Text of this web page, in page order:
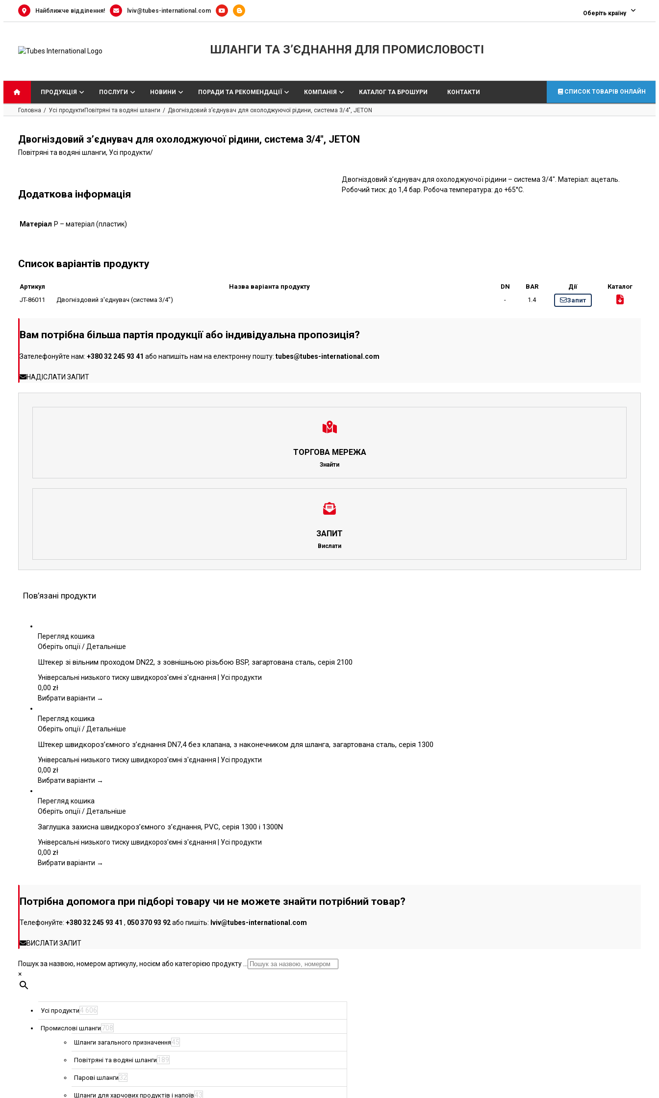
Найближче відділення! lviv@tubes-international.com Оберіть країну
ШЛАНГИ ТА З’ЄДНАННЯ ДЛЯ ПРОМИСЛОВОСТІ
ПРОДУКЦІЯ ПОСЛУГИ НОВИНИ ПОРАДИ ТА РЕКОМЕНДАЦІЇ КОМПАНІЯ КАТАЛОГ ТА БРОШУРИ КОНТАКТИ СПИСОК ТОВАРІВ ОНЛАЙН
Головна Усі продуктиПовітряні та водяні шланги Двогніздовий з’єднувач для охолоджуючої рідини, система 3/4″, JETON
Двогніздовий з’єднувач для охолоджуючої рідини, система 3/4″, JETON
Повітряні та водяні шланги, Усі продукти/
Додаткова інформація
Матеріал P – матеріал (пластик)
Двогніздовий з’єднувач для охолоджуючої рідини – система 3/4″. Матеріал: ацеталь.
Робочий тиск: до 1,4 бар. Робоча температура: до +65°C.
Список варіантів продукту
Артикул Назва варіанта продукту DN BAR Дії
Каталог
JT-86011
Двогніздовий з'єднувач (система 3/4") - 1.4 Запит
Вам потрібна більша партія продукції або індивідуальна пропозиція?
Зателефонуйте нам: +380 32 245 93 41 або напишіть нам на електронну пошту: tubes@tubes-international.com
НАДІСЛАТИ ЗАПИТ
ТОРГОВА МЕРЕЖА
Знайти
ЗАПИТ
Вислати
Пов’язані продукти
Перегляд кошика
Оберіть опції Цей
має
кілька
Параметри
вибрати
на
товару
/Детальніше
Штекер зі вільним проходом DN22, з зовнішньою різьбою BSP, загартована сталь, серія 2100
Універсальні низького тиску швидкороз'ємні з'єднання | Усі продукти
0,00 zł
Вибрати варіанти →
Перегляд кошика
Оберіть опції Цей
має
кілька
Параметри
вибрати
на
товару
/Детальніше
Штекер швидкороз’ємного з’єднання DN7,4 без клапана, з наконечником для шланга, загартована сталь, серія 1300
Універсальні низького тиску швидкороз'ємні з'єднання | Усі продукти
0,00 zł
Вибрати варіанти →
Перегляд кошика
Оберіть опції Цей
має
кілька
Параметри
сторінці
/Детальніше
Заглушка захисна швидкороз’ємного з’єднання, PVC, серія 1300 і 1300N
Універсальні низького тиску швидкороз'ємні з'єднання | Усі продукти
0,00 zł
Вибрати варіанти →
Потрібна допомога при підборі товару чи не можете знайти потрібний товар?
Телефонуйте: +380 32 245 93 41 , 050 370 93 92або пишіть: lviv@tubes-international.com
ВИСЛАТИ ЗАПИТ
Пошук за назвою, номером артикулу, носієм або категорією продукту ...
×
Усі продукти4 606
Промислові шланги 708
Шланги загального призначення45
Повітряні та водяні шланги 189
Парові шланги 32
Шланги для харчових продуктів і напоїв43